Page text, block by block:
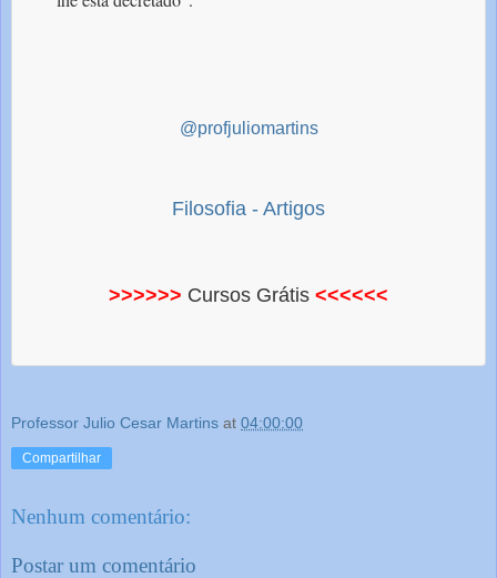
@profjuliomartins
Filosofia - Artigos
>>>>>> Cursos Grátis <<<<<<
Professor Julio Cesar Martins at 04:00:00
Compartilhar
Nenhum comentário:
Postar um comentário